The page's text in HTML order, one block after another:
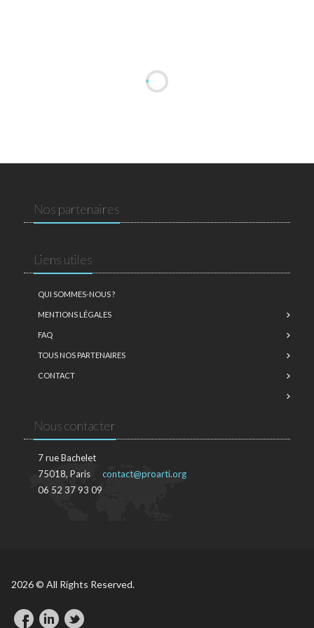
Nos partenaires
Liens utiles
QUI SOMMES-NOUS ?
MENTIONS LÉGALES
FAQ
TOUS NOS PARTENAIRES
CONTACT
Nous contacter
7 rue Bachelet
75018, Paris
06 52 37 93 09
contact@proarti.org
2026 © All Rights Reserved.